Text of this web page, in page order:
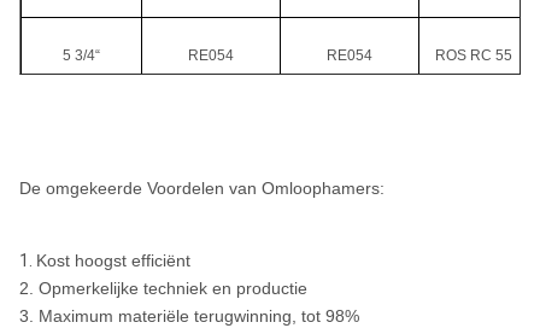
5 3/4“ RE054 RE054 ROS RC 55
5 1/2“ PR52
De omgekeerde Voordelen van Omloophamers:
1. Kost hoogst efficiënt
2. Opmerkelijke techniek en productie
3. Maximum materiële terugwinning, tot 98%